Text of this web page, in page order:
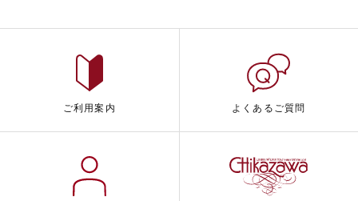
ご利用案内 よくあるご質問